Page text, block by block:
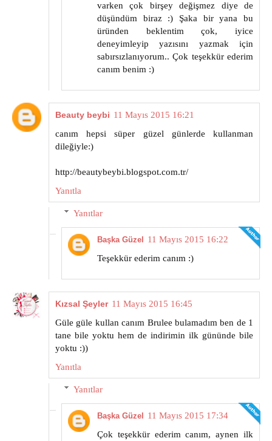
varken çok birşey değişmez diye de
düşündüm biraz :) Şaka bir yana bu
üründen beklentim çok, iyice
deneyimleyip yazısını yazmak için
sabırsızlanıyorum.. Çok teşekkür ederim
canım benim :)
Beauty beybi 11 Mayıs 2015 16:21
canım hepsi süper güzel günlerde kullanman
dileğiyle:)
http://beautybeybi.blogspot.com.tr/
Yanıtla
Yanıtlar
Başka Güzel
11 Mayıs 2015 16:22
Teşekkür ederim canım :)
Kızsal Şeyler 11 Mayıs 2015 16:45
Güle güle kullan canım Brulee bulamadım ben de 1
tane bile yoktu hem de indirimin ilk gününde bile
yoktu :))
Yanıtla
Yanıtlar
Başka Güzel
11 Mayıs 2015 17:34
Çok teşekkür ederim canım, aynen ilk